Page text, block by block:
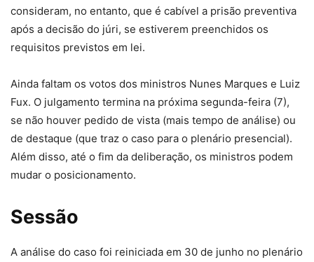
consideram, no entanto, que é cabível a prisão preventiva
após a decisão do júri, se estiverem preenchidos os
requisitos previstos em lei.
Ainda faltam os votos dos ministros Nunes Marques e Luiz
Fux. O julgamento termina na próxima segunda-feira (7),
se não houver pedido de vista (mais tempo de análise) ou
de destaque (que traz o caso para o plenário presencial).
Além disso, até o fim da deliberação, os ministros podem
mudar o posicionamento.
Sessão
A análise do caso foi reiniciada em 30 de junho no plenário